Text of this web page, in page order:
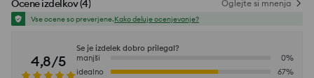
Ocene izdelkov(4) Oglejte si mnenja
Vse ocene so preverjene.Kako deluje ocenjevanje?
4,8/5
Se je izdelek dobro prilegal?
manjši
0%
idealno
67%